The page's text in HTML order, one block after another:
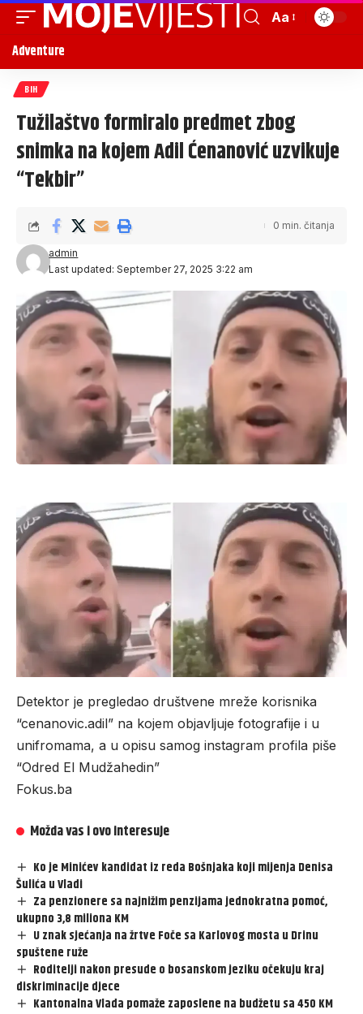
Aa
Adventure
BIH
Tužilaštvo formiralo predmet zbog
snimka na kojem Adil Ćenanović uzvikuje
“Tekbir”
Last updated: September 27, 2025 3:22 am
admin
0 min. čitanja
Detektor je pregledao društvene mreže korisnika
“cenanovic.adil” na kojem objavljuje fotografije i u
unifromama, a u opisu samog instagram profila piše
“Odred El Mudžahedin”
Fokus.ba
Možda vas i ovo interesuje
Ko je Minićev kandidat iz reda Bošnjaka koji mijenja Denisa
Šulića u Vladi
Za penzionere sa najnižim penzijama jednokratna pomoć,
ukupno 3,8 miliona KM
U znak sjećanja na žrtve Foče sa Karlovog mosta u Drinu
spuštene ruže
Roditelji nakon presude o bosanskom jeziku očekuju kraj
diskriminacije djece
Kantonalna Vlada pomaže zaposlene na budžetu sa 450 KM